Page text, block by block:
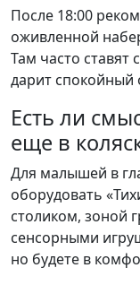
После 18:00
оживленной
Там часто ставят
дарит спокойный
Есть ли
еще в
Для малышей в
оборудовать
столиком, зоной
сенсорными
но будете в